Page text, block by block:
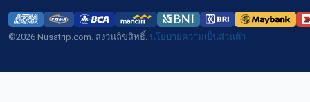
©2026 Nusatrip.com. สงวนลิขสิทธิ์. นโยบายความเป็นส่วนตัว